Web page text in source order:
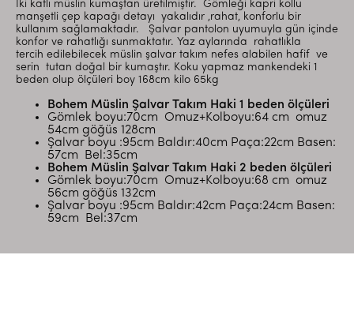
İki katlı müslin kumaştan üretilmiştir. Gömleği kapri kollu
manşetli çep kapağı detayı yakalıdır ,rahat, konforlu bir
kullanım sağlamaktadır.
Şalvar pantolon uyumuyla gün içinde
konfor ve rahatlığı sunmaktatır. Yaz aylarında
rahatlıkla
tercih edilebilecek müslin şalvar takım nefes alabilen hafif ve
serin tutan doğal bir kumaştır. Koku yapmaz mankendeki 1
beden olup ölçüleri boy 168cm kilo 65kg
Bohem Müslin Şalvar Takım Haki 1 beden ölçüleri
Gömlek boyu:70cm Omuz+Kolboyu:64 cm omuz
54cm göğüs 128cm
Şalvar boyu :95cm Baldır:40cm Paça:22cm Basen:
57cm Bel:35cm
Bohem Müslin Şalvar Takım Haki 2 beden ölçüleri
Gömlek boyu:70cm Omuz+Kolboyu:68 cm omuz
56cm göğüs 132cm
Şalvar boyu :95cm Baldır:42cm Paça:24cm Basen:
59cm Bel:37cm